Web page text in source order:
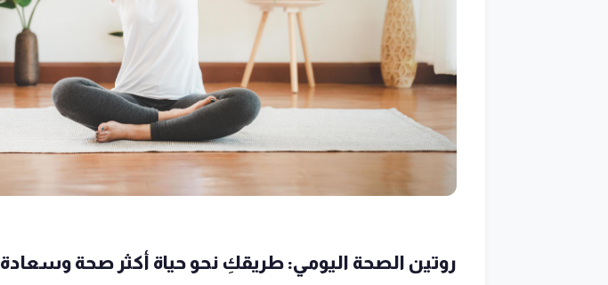
روتين الصحة اليومي: طريقكِ نحو حياة أكثر صحة وسعادة